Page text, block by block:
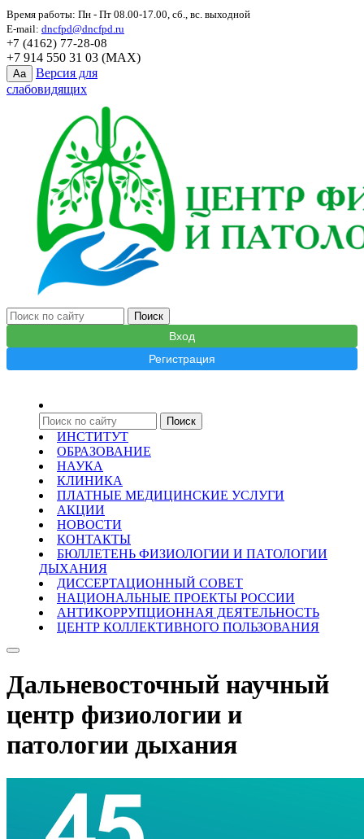
Время работы: Пн - Пт 08.00-17.00, сб., вс. выходной
E-mail: dncfpd@dncfpd.ru
+7 (4162) 77-28-08
+7 914 550 31 03 (MAX)
Aa
Версия для
слабовидящих
Вход
Регистрация
ИНСТИТУТ
ОБРАЗОВАНИЕ
НАУКА
КЛИНИКА
ПЛАТНЫЕ МЕДИЦИНСКИЕ УСЛУГИ
АКЦИИ
НОВОСТИ
КОНТАКТЫ
БЮЛЛЕТЕНЬ ФИЗИОЛОГИИ И ПАТОЛОГИИ
ДЫХАНИЯ
ДИССЕРТАЦИОННЫЙ СОВЕТ
НАЦИОНАЛЬНЫЕ ПРОЕКТЫ РОССИИ
АНТИКОРРУПЦИОННАЯ ДЕЯТЕЛЬНОСТЬ
ЦЕНТР КОЛЛЕКТИВНОГО ПОЛЬЗОВАНИЯ
Дальневосточный научный
центр физиологии и
патологии дыхания